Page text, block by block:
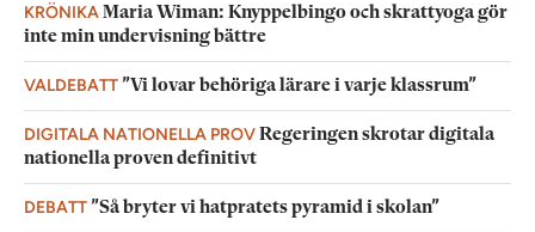
KRÖNIKA Maria Wiman: Knyppelbingo och skrattyoga gör
inte min undervisning bättre
VALDEBATT”Vi lovar behöriga lärare i varje klassrum”
DIGITALA NATIONELLA PROVRegeringen skrotar digitala
nationella proven definitivt
DEBATT”Så bryter vi hatpratets pyramid i skolan”